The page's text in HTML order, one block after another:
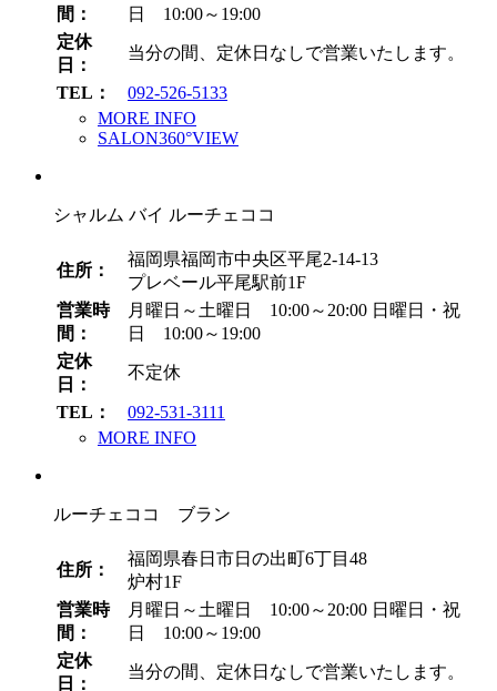
間：
日 10:00～19:00
定休
日：
当分の間、定休日なしで営業いたします。
TEL：
092-526-5133
MORE INFO
SALON360°VIEW
シャルム バイ ルーチェココ
住所：
福岡県福岡市中央区平尾2-14-13
プレベール平尾駅前1F
営業時
間：
月曜日～土曜日 10:00～20:00 日曜日・祝
日 10:00～19:00
定休
日：
不定休
TEL：
092-531-3111
MORE INFO
ルーチェココ ブラン
住所：
福岡県春日市日の出町6丁目48
炉村1F
営業時
間：
月曜日～土曜日 10:00～20:00 日曜日・祝
日 10:00～19:00
定休
日：
当分の間、定休日なしで営業いたします。